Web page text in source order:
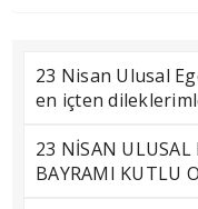
23 Nisan Ulusal
en içten
23 NİSAN ULUSAL
BAYRAMI KUTLU